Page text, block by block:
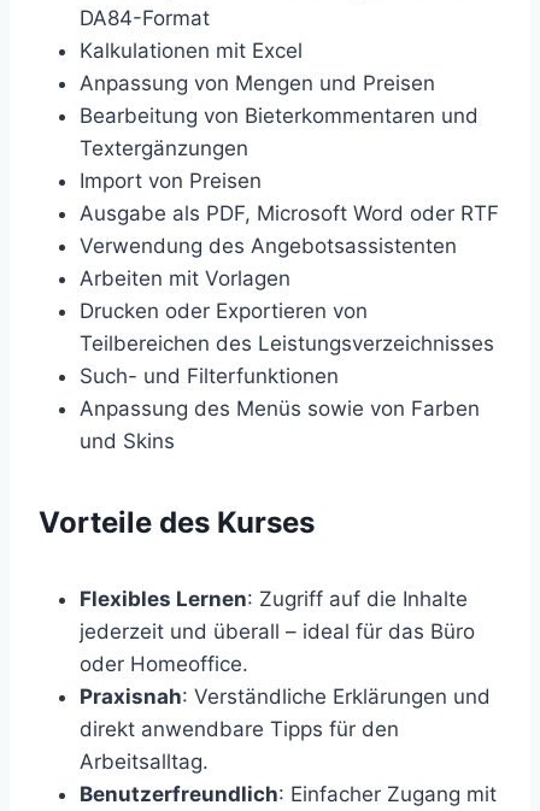
DA84-Format
Kalkulationen mit Excel
Anpassung von Mengen und Preisen
Bearbeitung von Bieterkommentaren und
Textergänzungen
Import von Preisen
Ausgabe als PDF, Microsoft Word oder RTF
Verwendung des Angebotsassistenten
Arbeiten mit Vorlagen
Drucken oder Exportieren von
Teilbereichen des Leistungsverzeichnisses
Such- und Filterfunktionen
Anpassung des Menüs sowie von Farben
und Skins
Vorteile des Kurses
Flexibles Lernen: Zugriff auf die Inhalte
jederzeit und überall – ideal für das Büro
oder Homeoffice.
Praxisnah: Verständliche Erklärungen und
direkt anwendbare Tipps für den
Arbeitsalltag.
Benutzerfreundlich: Einfacher Zugang mit